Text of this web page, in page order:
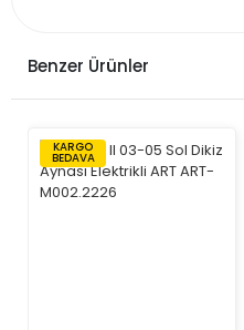
Benzer Ürünler
KARGO
BEDAVA